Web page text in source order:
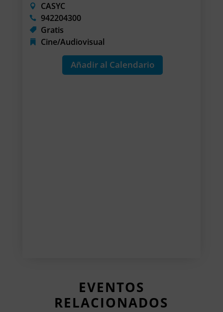
CASYC
942204300
Gratis
Cine/Audiovisual
Añadir al Calendario
EVENTOS
RELACIONADOS